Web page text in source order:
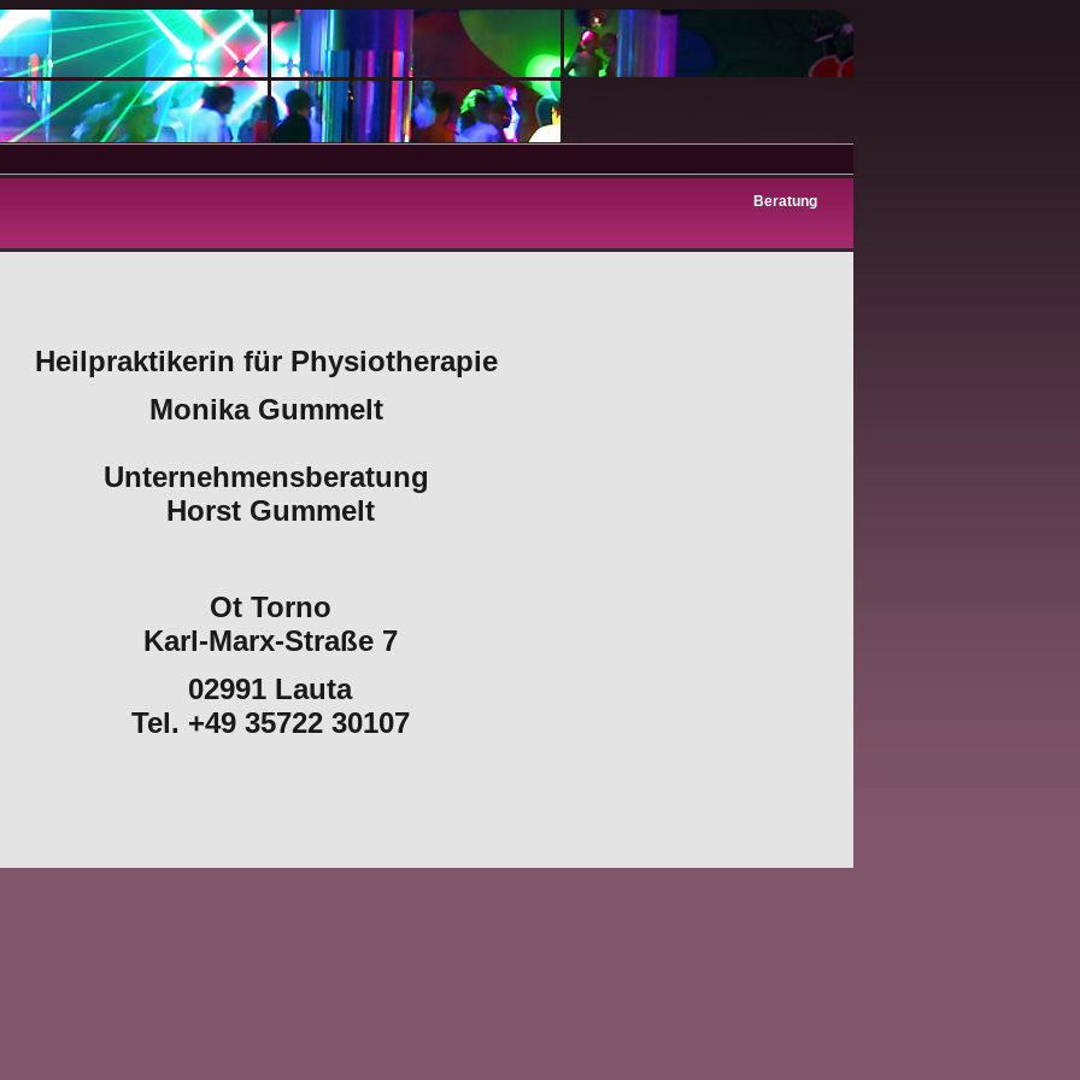
Beratung
Heilpraktikerin für Physiotherapie
Monika Gummelt
Unternehmensberatung
Horst Gummelt
Ot Torno
Karl-Marx-Straße 7
02991 Lauta
Tel. +49 35722 30107